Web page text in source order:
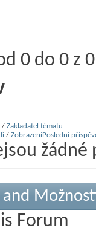
0 do 0 z 0
/ Zakladatel tématu
/ ZobrazeníPoslední
žádné
Forum